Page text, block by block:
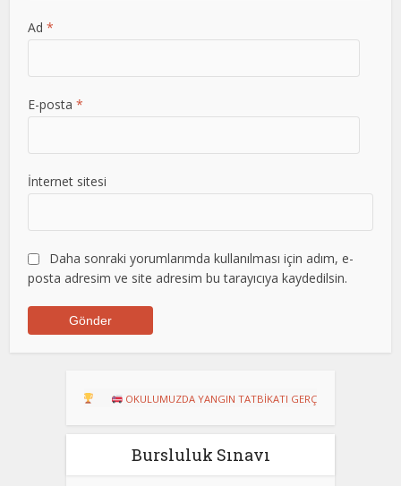
Ad*
E-posta*
İnternet sitesi
Daha sonraki yorumlarımda kullanılması için adım, e-
posta adresim ve site adresim bu tarayıcıya kaydedilsin.
OKULUMUZDA YANGIN TATBİKATI GERÇEKLEŞTİRİLDİ
Bursluluk Sınavı